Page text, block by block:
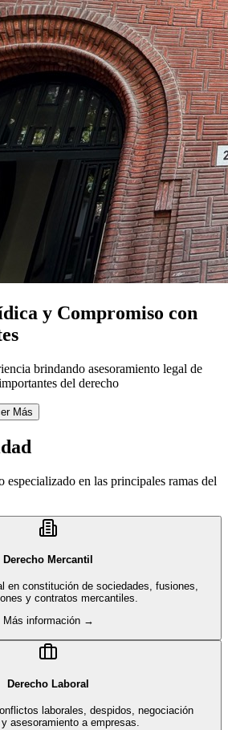
y Compromiso con
brindando asesoramiento legal de
del derecho
Más
especializado en las principales ramas del
Derecho Mercantil
en constitución de sociedades, fusiones,
y contratos mercantiles.
Más información →
Derecho Laboral
laborales, despidos, negociación
asesoramiento a empresas.